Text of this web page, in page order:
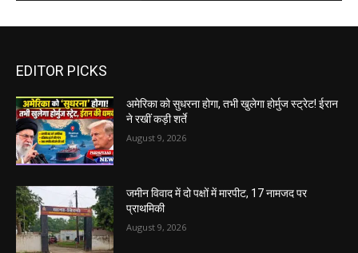
EDITOR PICKS
अमेरिका को सुधरना होगा, तभी खुलेगा होर्मुज स्ट्रेट! ईरान
ने रखीं कड़ी शर्ते
August 9, 2026
जमीन विवाद में दो पक्षों में मारपीट, 17 नामजद पर
प्राथमिकी
August 9, 2026